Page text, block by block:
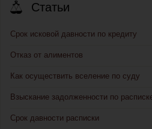
Статьи
Срок исковой давности по кредиту
Отказ от алиментов
Как осуществить вселение по суду
Взыскание задолженности по
Срок давности расписки